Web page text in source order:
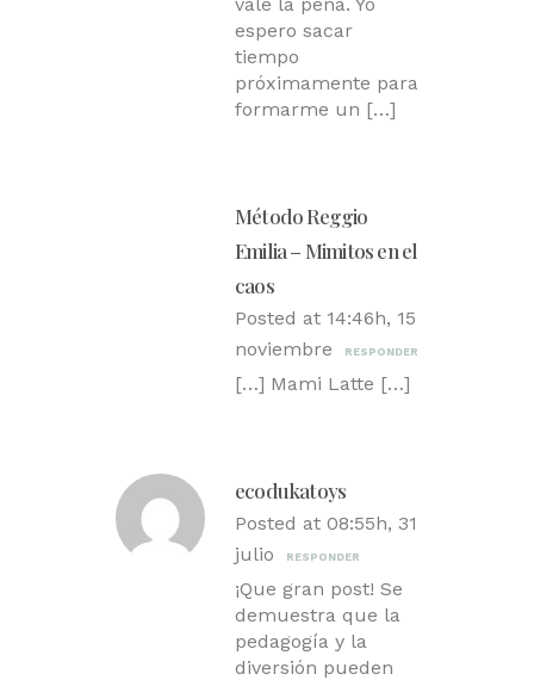
espero sacar
tiempo
próximamente para
formarme un […]
Método Reggio
Emilia – Mimitos en el
caos
Posted at 14:46h, 15
noviembre
RESPONDER
[…] Mami Latte […]
ecodukatoys
Posted at 08:55h, 31
julio
RESPONDER
¡Que gran post! Se
demuestra que la
pedagogía y la
diversión pueden